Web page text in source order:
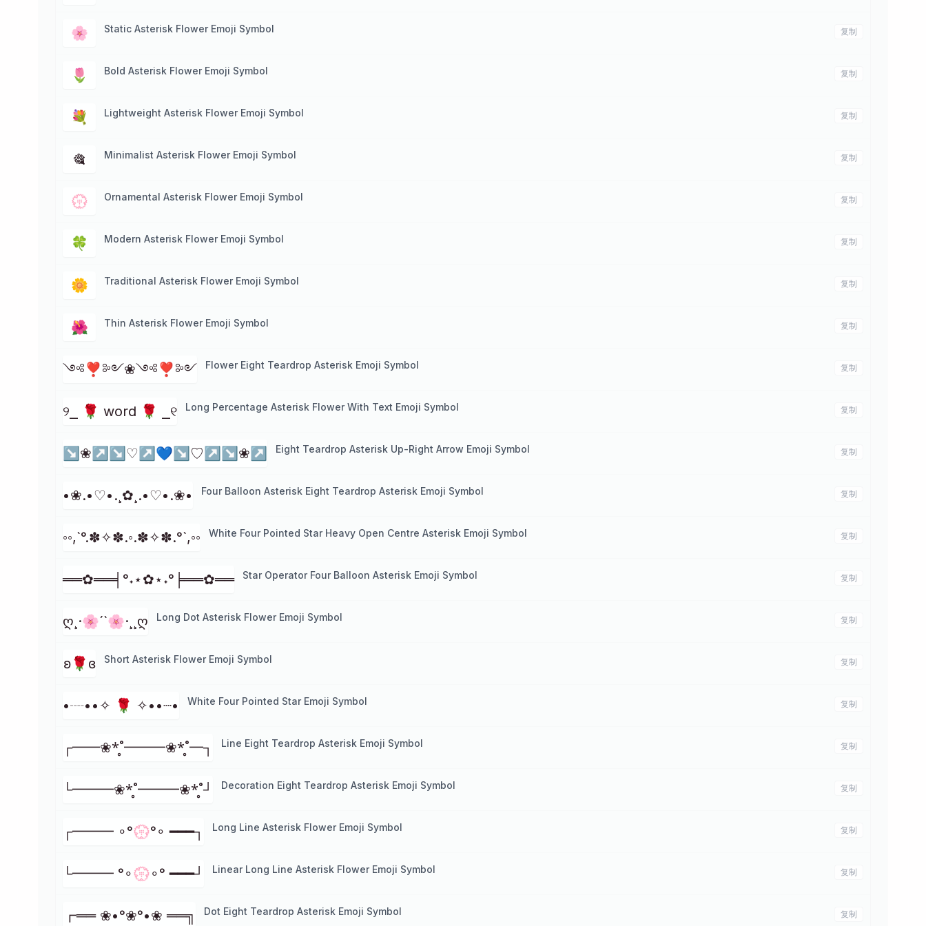
🌸 Static Asterisk Flower Emoji Symbol 复制
🌷 Bold Asterisk Flower Emoji Symbol 复制
💐 Lightweight Asterisk Flower Emoji Symbol 复制
🎕 Minimalist Asterisk Flower Emoji Symbol 复制
💮 Ornamental Asterisk Flower Emoji Symbol 复制
🍀 Modern Asterisk Flower Emoji Symbol 复制
🌼 Traditional Asterisk Flower Emoji Symbol 复制
🌺 Thin Asterisk Flower Emoji Symbol 复制
༺❣༻❀༺❣༻ Flower Eight Teardrop Asterisk Emoji Symbol 复制
୨⎯ 🌹 word 🌹 ⎯୧ Long Percentage Asterisk Flower With Text Emoji Symbol 复制
↘❀↗↘♡↗💙↘♡↗↘❀↗ Eight Teardrop Asterisk Up-Right Arrow Emoji Symbol 复制
•❀.•♡•.¸✿¸.•♡•.❀• Four Balloon Asterisk Eight Teardrop Asterisk Emoji Symbol 复制
◦◦,`°.✽✧✽.◦.✽✧✽.°`,◦◦ White Four Pointed Star Heavy Open Centre Asterisk Emoji Symbol 复制
══✿══╡°˖⋆✿⋆˖°╞══✿══ Star Operator Four Balloon Asterisk Emoji Symbol 复制
ღ¸·🌸´`🌸·¸¸ღ Long Dot Asterisk Flower Emoji Symbol 复制
ʚ🌹ɞ Short Asterisk Flower Emoji Symbol 复制
•┈••✧ 🌹 ✧••┈• White Four Pointed Star Emoji Symbol 复制
┌━━❀*̥˚━━━❀*̥˚━┐ Line Eight Teardrop Asterisk Emoji Symbol 复制
└━━━❀*̥˚━━━❀*̥˚┘ Decoration Eight Teardrop Asterisk Emoji Symbol 复制
┌━━━ ∘°💮°∘ ━━━┐ Long Line Asterisk Flower Emoji Symbol 复制
└━━━ °∘💮∘° ━━━┘ Linear Long Line Asterisk Flower Emoji Symbol 复制
┏══ ❀•°❀°•❀ ══╗ Dot Eight Teardrop Asterisk Emoji Symbol 复制